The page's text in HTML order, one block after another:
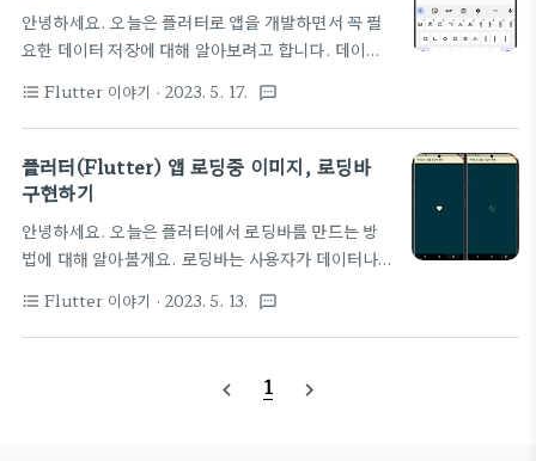
이번에 사용할 flutter_local_notifications는 다
양한 설정을 통해 사용자가 원하는 방식으로 푸시 알
림을 구현할 수 있어요. 예를 들어 사용자가 알림을 클
보..
안녕하세요. 오늘은 플러터로 앱을 개발하면서 꼭 필
요한 데이터 저장에 대해 알아보려고 합니다. 데이터
이 사용되는 세 가지 방법인
Shared_Preferences, SQLite,
path_provider 패키지를 사용해서 각각 예제를 만
들어볼게요! 1. Shared Preferences 간단한 데이
(Value)의 쌍으로 이루어진 작은 정보들을 저장하
고, 사용자 설정이나 로그인 정보 같은 간단한 데이터
를 저장할 때 자주 사용된답니다. 가볍고 빠르게 데이
를 저장하거나 관리하기에는 부적합해요. 또한,..
format_list_bulleted Flutter 이야기 · 2023. 5. 17. textsms
플러터(Flutter) 앱 로딩중 이미지, 로딩바
구현하기
안녕하세요. 오늘은 플러터에서 로딩바를 만드는 방
법에 대해 알아볼게요. 로딩바는 사용자가 데이터나
말해 로딩 중임을 나타내는 ui요소인데요. 구현하는
방법은 여러 가지가 있지만 이번 시간에는 쉽게 구현
픈소스 패키지 flutter spinkit을 사용할 거예요. ​
format_list_bulleted Flutter 이야기 · 2023. 5. 13. textsms
navigate_before 1 navigate_next